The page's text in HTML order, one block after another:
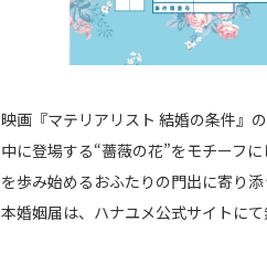
映画『マテリアリスト 結婚の条件』
中に登場する“薔薇の花”をモチーフ
を歩み始めるおふたりの門出に寄り添
本婚姻届は、ハナユメ公式サイトに